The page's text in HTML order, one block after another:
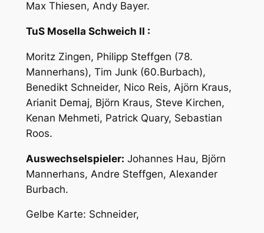
Max Thiesen, Andy Bayer.
TuS Mosella Schweich II :
Moritz Zingen, Philipp Steffgen (78.
Mannerhans), Tim Junk (60.Burbach),
Benedikt Schneider, Nico Reis, Ajörn Kraus,
Arianit Demaj, Björn Kraus, Steve Kirchen,
Kenan Mehmeti, Patrick Quary, Sebastian
Roos.
Auswechselspieler: Johannes Hau, Björn
Mannerhans, Andre Steffgen, Alexander
Burbach.
Gelbe Karte: Schneider,